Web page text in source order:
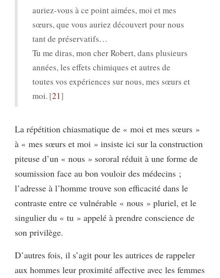
auriez-vous à ce point aimées, moi et mes
sœurs, que vous auriez découvert pour nous
tant de préservatifs…
Tu me diras, mon cher Robert, dans plusieurs
années, les effets chimiques et autres de
toutes vos expériences sur nous, mes sœurs et
moi. 21
La répétition chiasmatique de « moi et mes sœurs »
à « mes sœurs et moi » insiste ici sur la construction
piteuse d’un « nous » sororal réduit à une forme de
soumission face au bon vouloir des médecins ;
l’adresse à l’homme trouve son efficacité dans le
contraste entre ce vulnérable « nous » pluriel, et le
singulier du « tu » appelé à prendre conscience de
son privilège.
D’autres fois, il s’agit pour les autrices de rappeler
aux hommes leur proximité affective avec les femmes